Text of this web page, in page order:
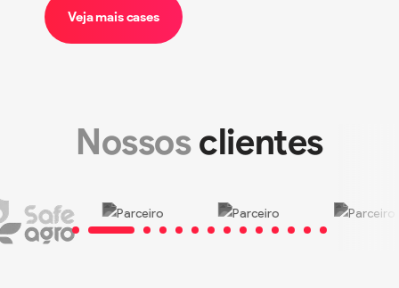
Veja mais cases
Nossosclientes